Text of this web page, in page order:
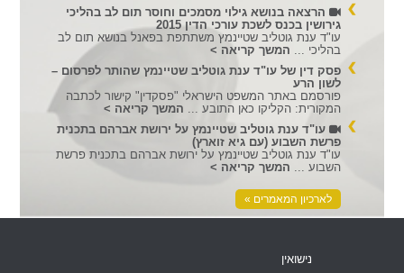
הרצאה בנושא גילוי מסמכים וחוסר תום לב בהליכי
גירושין בכנס לשכת עורכי הדין 2015
עו"ד ענת גוטליב שטיינמץ משתתפת בפאנל בנושא תום לב
בהליכי ... המשך קריאה >
פסק דין של עו"ד ענת גוטליב שטיינמץ שהותר לפרסום –
לשון הרע
פורסמם באתר המשפט הישראלי "פסקדין" קישור לכתבה
המקורית: הקליקו כאן התובע ... המשך קריאה >
עו"ד ענת גוטליב שטיינמץ על ירושת אברהם בתכנית
פרשת השבוע (עם גיא זוארץ)
עו"ד ענת גוטליב שטיינמץ על ירושת אברהם בתכנית פרשת
השבוע ... המשך קריאה >
לארכיון המאמרים »
נישואין